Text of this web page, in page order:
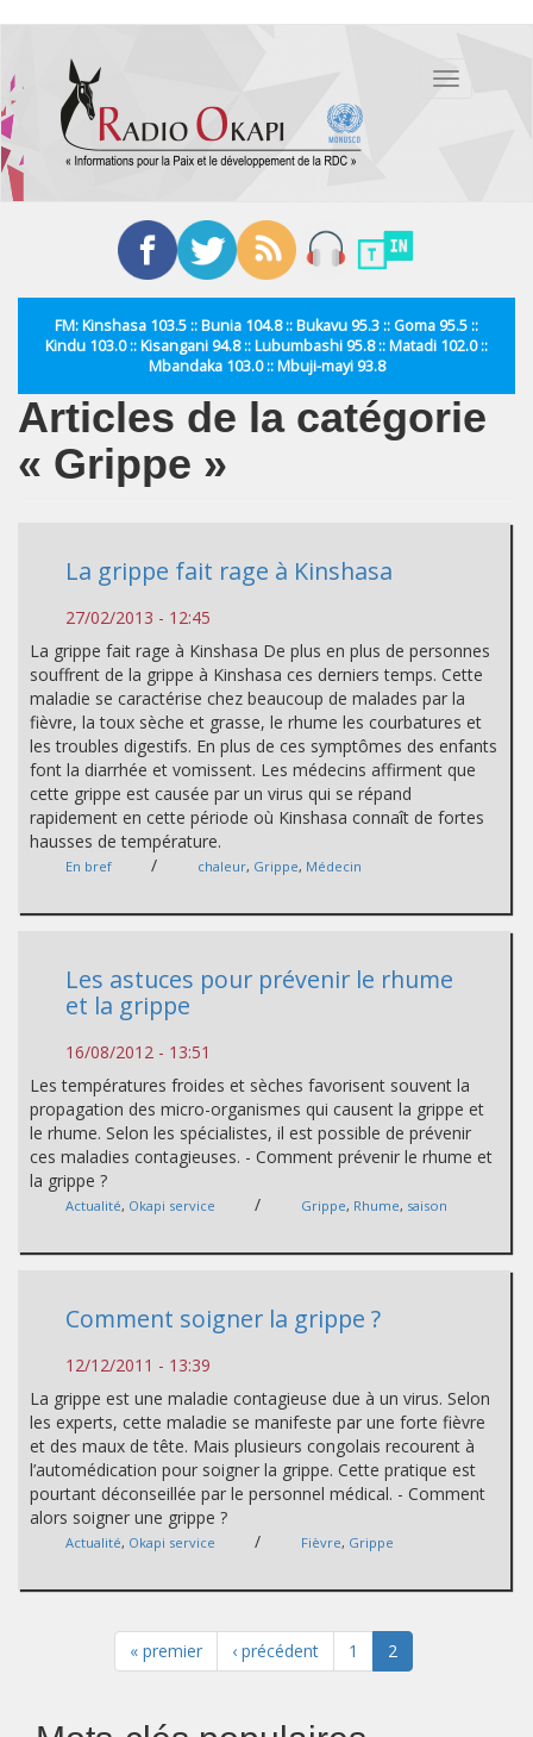
contenu
principal
Toggle
FM: Kinshasa 103.5 :: Bunia 104.8 :: Bukavu 95.3 :: Goma 95.5 ::
Kindu 103.0 :: Kisangani 94.8 :: Lubumbashi 95.8 :: Matadi 102.0 ::
Mbandaka 103.0 :: Mbuji-mayi 93.8
Articles de la catégorie
« Grippe »
La grippe fait rage à Kinshasa
27/02/2013 - 12:45
La grippe fait rage à Kinshasa De plus en plus de personnes
souffrent de la grippe à Kinshasa ces derniers temps. Cette
maladie se caractérise chez beaucoup de malades par la
fièvre, la toux sèche et grasse, le rhume les courbatures et
les troubles digestifs. En plus de ces symptômes des enfants
font la diarrhée et vomissent. Les médecins affirment que
cette grippe est causée par un virus qui se répand
rapidement en cette période où Kinshasa connaît de fortes
hausses de température.
En bref / chaleur, Grippe, Médecin
Les astuces pour prévenir le rhume
et la grippe
16/08/2012 - 13:51
Les températures froides et sèches favorisent souvent la
propagation des micro-organismes qui causent la grippe et
le rhume. Selon les spécialistes, il est possible de prévenir
ces maladies contagieuses. - Comment prévenir le rhume et
la grippe ?
Actualité, Okapi service / Grippe, Rhume, saison
Comment soigner la grippe ?
12/12/2011 - 13:39
La grippe est une maladie contagieuse due à un virus. Selon
les experts, cette maladie se manifeste par une forte fièvre
et des maux de tête. Mais plusieurs congolais recourent à
l’automédication pour soigner la grippe. Cette pratique est
pourtant déconseillée par le personnel médical. - Comment
alors soigner une grippe ?
Actualité, Okapi service / Fièvre, Grippe
« premier ‹ précédent 1 2